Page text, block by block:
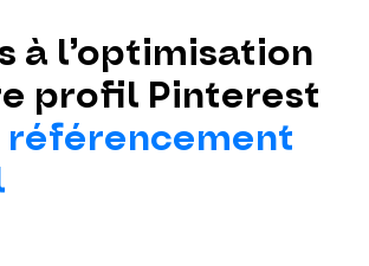
à l’optimisation
profil Pinterest
référencement